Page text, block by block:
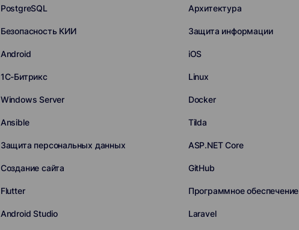
PostgreSQL Архитектура
Безопасность КИИ Защита информации
Android iOS
1С-Битрикс Linux
Windows Server Docker
Ansible Tilda
Защита персональных данных ASP.NET Core
Создание сайта GitHub
Flutter Программное обеспечение
Android Studio Laravel